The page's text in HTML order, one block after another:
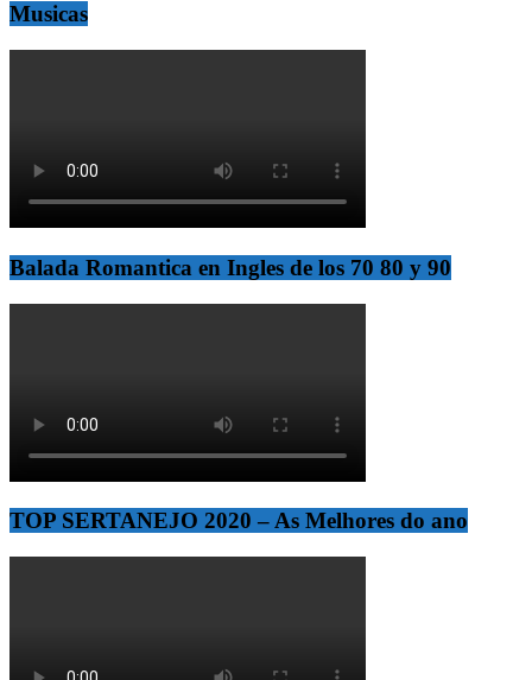
Musicas
Balada Romantica en Ingles de los 70 80 y 90
TOP SERTANEJO 2020 – As Melhores do ano